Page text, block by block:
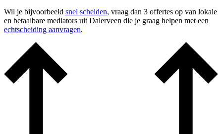
Wil je bijvoorbeeld snel scheiden, vraag dan 3 offertes op van lokale
en betaalbare mediators uit Dalerveen die je graag helpen met een
echtscheiding aanvragen.